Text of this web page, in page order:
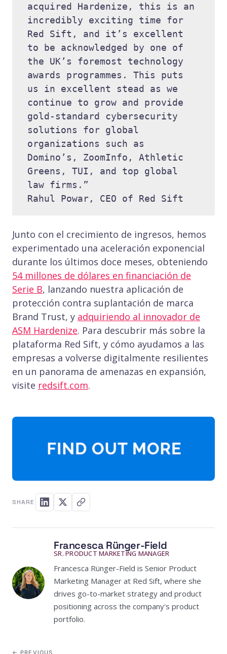
acquired Hardenize, this is an
incredibly exciting time for
Red Sift, and it’s excellent
to be acknowledged by one of
the UK’s foremost technology
awards programmes. This puts
us in excellent stead as we
continue to grow and provide
gold-standard cybersecurity
solutions for global
organizations such as
Domino’s, ZoomInfo, Athletic
Greens, TUI, and top global
law firms.”
Rahul Powar, CEO of Red Sift
Junto con el crecimiento de ingresos, hemos
experimentado una aceleración exponencial
durante los últimos doce meses, obteniendo
54 millones de dólares en financiación de
Serie B, lanzando nuestra aplicación de
protección contra suplantación de marca
Brand Trust, y adquiriendo al innovador de
ASM Hardenize. Para descubrir más sobre la
plataforma Red Sift, y cómo ayudamos a las
empresas a volverse digitalmente resilientes
en un panorama de amenazas en expansión,
visite redsift.com.
SHARE
Francesca Rünger-Field
SR. PRODUCT MARKETING MANAGER
Francesca Rünger-Field is Senior Product
Marketing Manager at Red Sift, where she
drives go-to-market strategy and product
positioning across the company's product
portfolio.